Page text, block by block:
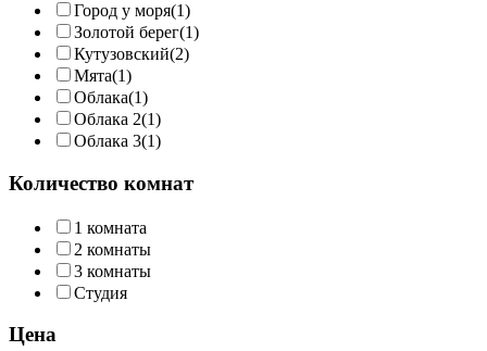
Город у моря(1)
Золотой берег(1)
Кутузовский(2)
Мята(1)
Облака(1)
Облака 2(1)
Облака 3(1)
Количество комнат
1 комната
2 комнаты
3 комнаты
Студия
Цена